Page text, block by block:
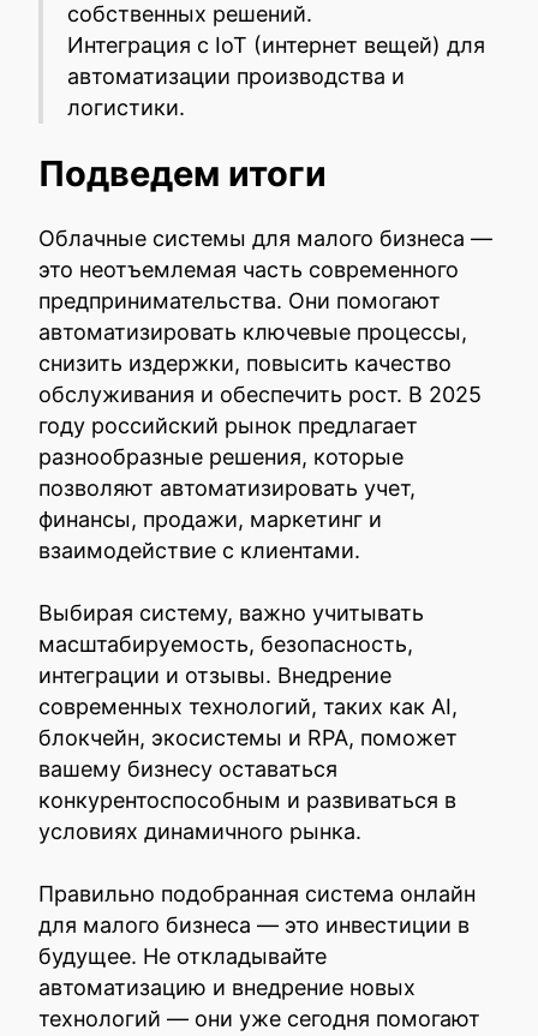
собственных решений.
Интеграция с IoT (интернет вещей) для
автоматизации производства и
логистики.
Подведем итоги
Облачные системы для малого бизнеса —
это неотъемлемая часть современного
предпринимательства. Они помогают
автоматизировать ключевые процессы,
снизить издержки, повысить качество
обслуживания и обеспечить рост. В 2025
году российский рынок предлагает
разнообразные решения, которые
позволяют автоматизировать учет,
финансы, продажи, маркетинг и
взаимодействие с клиентами.
Выбирая систему, важно учитывать
масштабируемость, безопасность,
интеграции и отзывы. Внедрение
современных технологий, таких как AI,
блокчейн, экосистемы и RPA, поможет
вашему бизнесу оставаться
конкурентоспособным и развиваться в
условиях динамичного рынка.
Правильно подобранная система онлайн
для малого бизнеса — это инвестиции в
будущее. Не откладывайте
автоматизацию и внедрение новых
технологий — они уже сегодня помогают